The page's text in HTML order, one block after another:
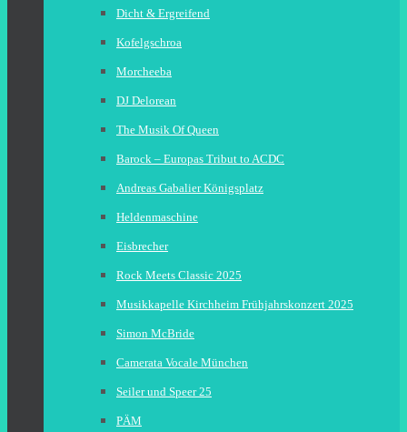
Dicht & Ergreifend
Kofelgschroa
Morcheeba
DJ Delorean
The Musik Of Queen
Barock – Europas Tribut to ACDC
Andreas Gabalier Königsplatz
Heldenmaschine
Eisbrecher
Rock Meets Classic 2025
Musikkapelle Kirchheim Frühjahrskonzert 2025
Simon McBride
Camerata Vocale München
Seiler und Speer 25
PÄM